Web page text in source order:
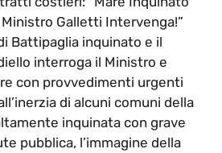
Galletti Intervenga!”
Battipaglia inquinato e il
interroga il Ministro e
con provvedimenti urgenti
di alcuni comuni della
inquinata con grave
pubblica, l’immagine della